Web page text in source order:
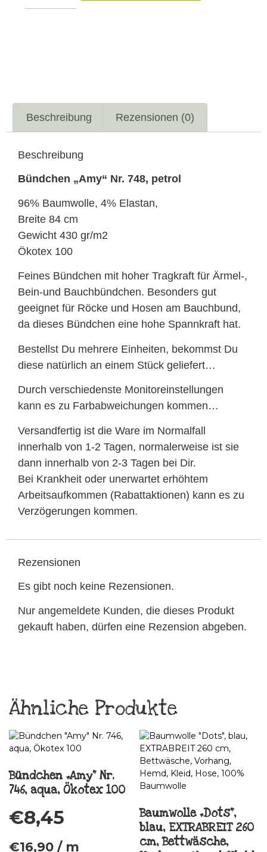
Beschreibung Rezensionen (0)
Beschreibung
Bündchen „Amy“ Nr. 748, petrol
96% Baumwolle, 4% Elastan,
Breite 84 cm
Gewicht 430 gr/m2
Ökotex 100
Feines Bündchen mit hoher Tragkraft für Ärmel-,
Bein-und Bauchbündchen. Besonders gut
geeignet für Röcke und Hosen am Bauchbund,
da dieses Bündchen eine hohe Spannkraft hat.
Bestellst Du mehrere Einheiten, bekommst Du
diese natürlich an einem Stück geliefert…
Durch verschiedenste Monitoreinstellungen
kann es zu Farbabweichungen kommen…
Versandfertig ist die Ware im Normalfall
innerhalb von 1-2 Tagen, normalerweise ist sie
dann innerhalb von 2-3 Tagen bei Dir.
Bei Krankheit oder unerwartet erhöhtem
Arbeitsaufkommen (Rabattaktionen) kann es zu
Verzögerungen kommen.
Rezensionen
Es gibt noch keine Rezensionen.
Nur angemeldete Kunden, die dieses Produkt
gekauft haben, dürfen eine Rezension abgeben.
Ähnliche Produkte
Bündchen „Amy“ Nr.
746, aqua, Ökotex 100
€8,45
€16,90 / m
Baumwolle „Dots“,
blau, EXTRABREIT 260
cm, Bettwäsche,